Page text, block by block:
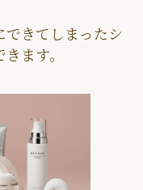
できてしまったシ
ます。